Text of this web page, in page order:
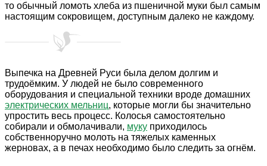
то обычный ломоть хлеба из пшеничной муки был самым
настоящим сокровищем, доступным далеко не каждому.
Выпечка на Древней Руси была делом долгим и
трудоёмким. У людей не было современного
оборудования и специальной техники вроде домашних
электрических мельниц, которые могли бы значительно
упростить весь процесс. Колосья самостоятельно
собирали и обмолачивали, муку приходилось
собственноручно молоть на тяжелых каменных
жерновах, а в печах необходимо было следить за огнём.